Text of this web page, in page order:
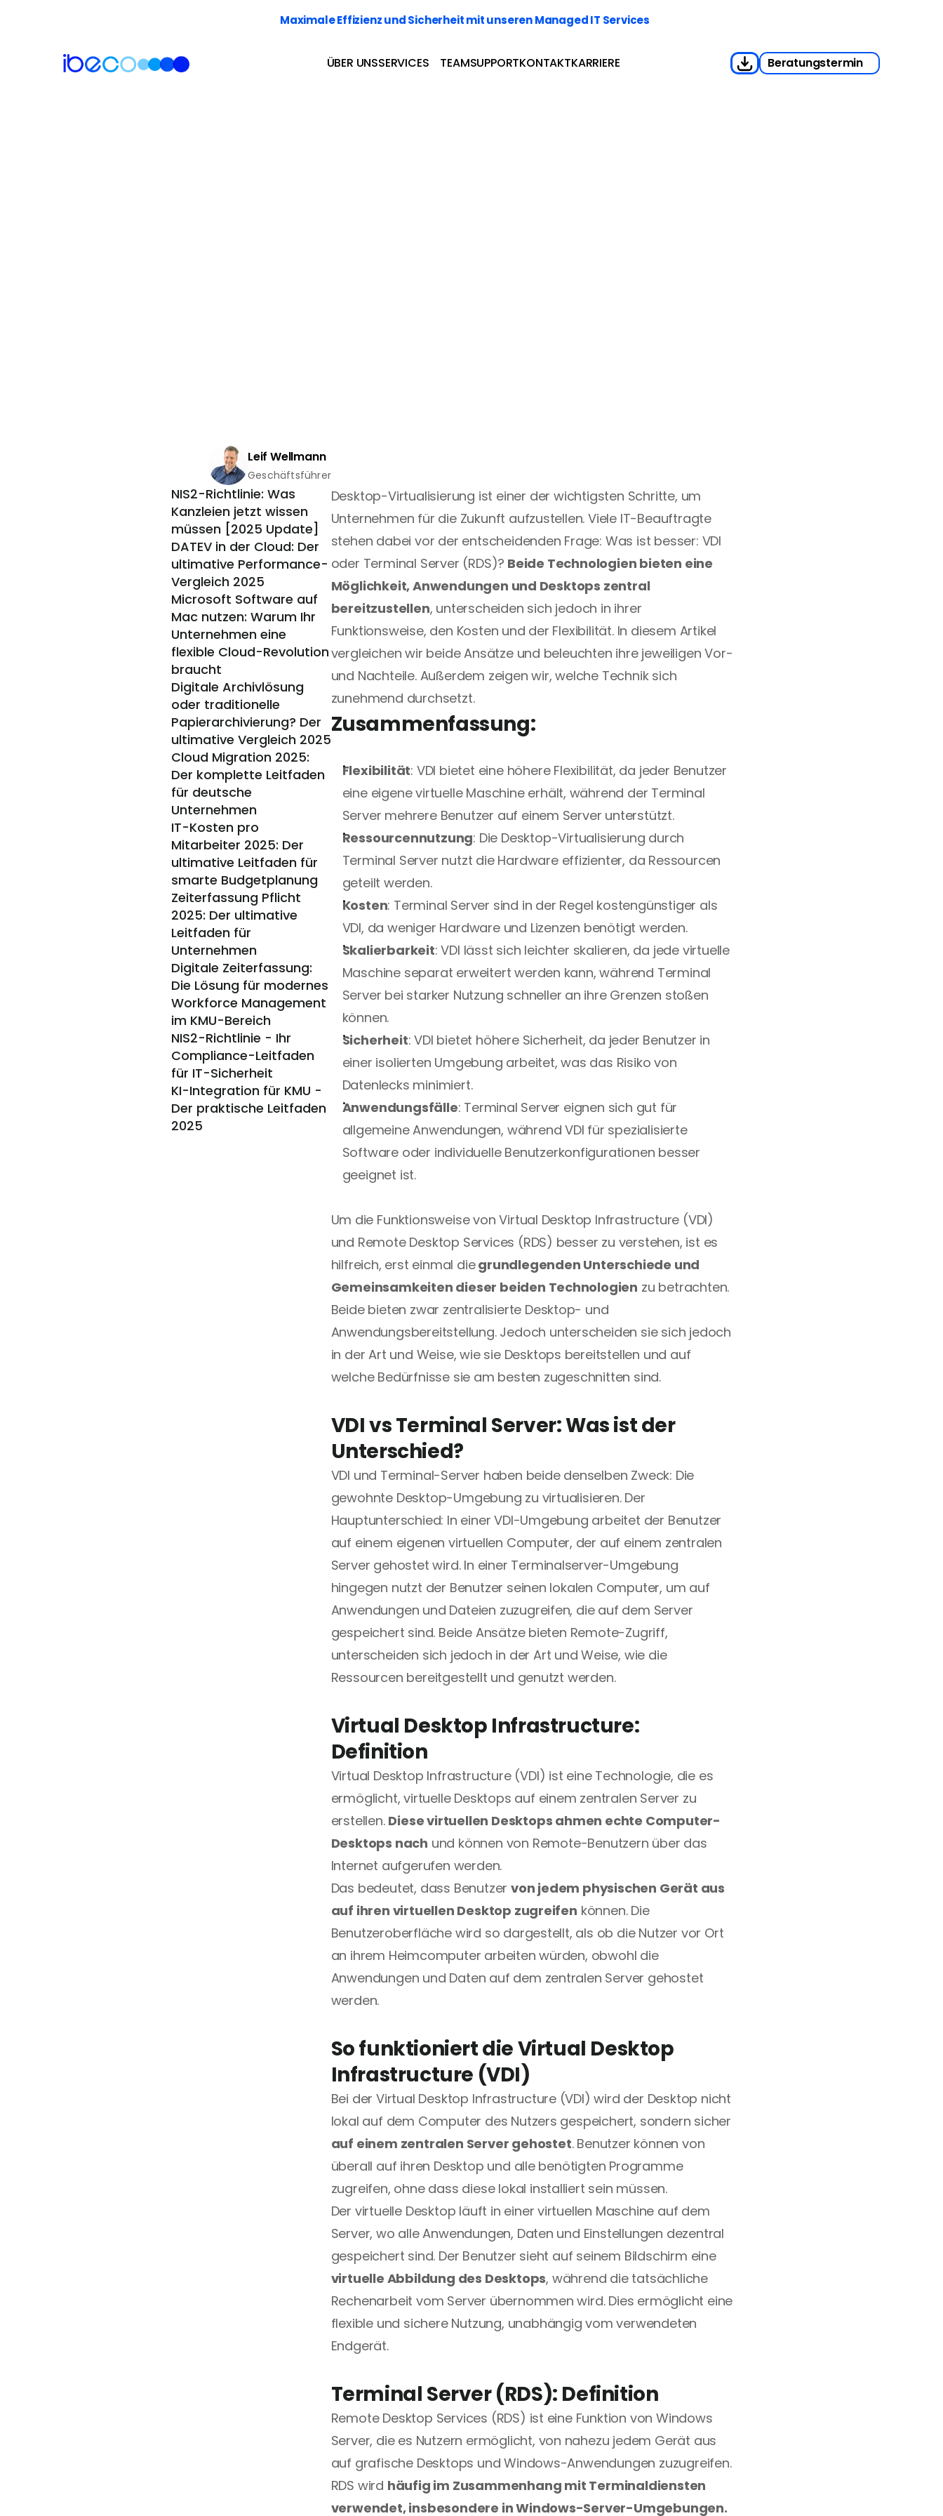
Maximale Effizienz und Sicherheit mit unseren Managed IT Services
ÜBER UNSSERVICES TEAMSUPPORTKONTAKTKARRIERE Beratungstermin
Desktop-Virtualisierung ist einer der wichtigsten Schritte, um
Unternehmen für die Zukunft aufzustellen. Viele IT-Beauftragte
stehen dabei vor der entscheidenden Frage: Was ist besser: VDI
oder Terminal Server (RDS)? Beide Technologien bieten eine
Möglichkeit, Anwendungen und Desktops zentral
bereitzustellen, unterscheiden sich jedoch in ihrer
Funktionsweise, den Kosten und der Flexibilität. In diesem Artikel
vergleichen wir beide Ansätze und beleuchten ihre jeweiligen Vor-
und Nachteile. Außerdem zeigen wir, welche Technik sich
zunehmend durchsetzt.
Zusammenfassung:
Flexibilität: VDI bietet eine höhere Flexibilität, da jeder Benutzer
eine eigene virtuelle Maschine erhält, während der Terminal
Server mehrere Benutzer auf einem Server unterstützt.
Ressourcennutzung: Die Desktop-Virtualisierung durch
Terminal Server nutzt die Hardware effizienter, da Ressourcen
geteilt werden.
Kosten: Terminal Server sind in der Regel kostengünstiger als
VDI, da weniger Hardware und Lizenzen benötigt werden.
Skalierbarkeit: VDI lässt sich leichter skalieren, da jede virtuelle
Maschine separat erweitert werden kann, während Terminal
Server bei starker Nutzung schneller an ihre Grenzen stoßen
können.
Sicherheit: VDI bietet höhere Sicherheit, da jeder Benutzer in
einer isolierten Umgebung arbeitet, was das Risiko von
Datenlecks minimiert.
Anwendungsfälle: Terminal Server eignen sich gut für
allgemeine Anwendungen, während VDI für spezialisierte
Software oder individuelle Benutzerkonfigurationen besser
geeignet ist.
Um die Funktionsweise von Virtual Desktop Infrastructure (VDI)
und Remote Desktop Services (RDS) besser zu verstehen, ist es
hilfreich, erst einmal die grundlegenden Unterschiede und
Gemeinsamkeiten dieser beiden Technologien zu betrachten.
Beide bieten zwar zentralisierte Desktop- und
Anwendungsbereitstellung. Jedoch unterscheiden sie sich jedoch
in der Art und Weise, wie sie Desktops bereitstellen und auf
welche Bedürfnisse sie am besten zugeschnitten sind.
VDI vs Terminal Server: Was ist der
Unterschied?
VDI und Terminal-Server haben beide denselben Zweck: Die
gewohnte Desktop-Umgebung zu virtualisieren. Der
Hauptunterschied: In einer VDI-Umgebung arbeitet der Benutzer
auf einem eigenen virtuellen Computer, der auf einem zentralen
Server gehostet wird. In einer Terminalserver-Umgebung
hingegen nutzt der Benutzer seinen lokalen Computer, um auf
Anwendungen und Dateien zuzugreifen, die auf dem Server
gespeichert sind. Beide Ansätze bieten Remote-Zugriff,
unterscheiden sich jedoch in der Art und Weise, wie die
Ressourcen bereitgestellt und genutzt werden.
Virtual Desktop Infrastructure:
Definition
Virtual Desktop Infrastructure (VDI) ist eine Technologie, die es
ermöglicht, virtuelle Desktops auf einem zentralen Server zu
erstellen. Diese virtuellen Desktops ahmen echte Computer-
Desktops nach und können von Remote-Benutzern über das
Internet aufgerufen werden.
Das bedeutet, dass Benutzer von jedem physischen Gerät aus
auf ihren virtuellen Desktop zugreifen können. Die
Benutzeroberfläche wird so dargestellt, als ob die Nutzer vor Ort
an ihrem Heimcomputer arbeiten würden, obwohl die
Anwendungen und Daten auf dem zentralen Server gehostet
werden.
So funktioniert die Virtual Desktop
Infrastructure (VDI)
Bei der Virtual Desktop Infrastructure (VDI) wird der Desktop nicht
auf einem zentralen Server gehostet. Benutzer können von
überall auf ihren Desktop und alle benötigten Programme
zugreifen, ohne dass diese lokal installiert sein müssen.
Der virtuelle Desktop läuft in einer virtuellen Maschine auf dem
Server, wo alle Anwendungen, Daten und Einstellungen dezentral
gespeichert sind. Der Benutzer sieht auf seinem Bildschirm eine
virtuelle Abbildung des Desktops, während die tatsächliche
Rechenarbeit vom Server übernommen wird. Dies ermöglicht eine
flexible und sichere Nutzung, unabhängig vom verwendeten
Endgerät.
Terminal Server (RDS): Definition
Remote Desktop Services (RDS) ist eine Funktion von Windows
Server, die es Nutzern ermöglicht, von nahezu jedem Gerät aus
auf grafische Desktops und Windows-Anwendungen zuzugreifen.
RDS wird häufig im Zusammenhang mit Terminaldiensten
verwendet, insbesondere in Windows-Server-Umgebungen.
NIS2-Richtlinie: Was
Kanzleien jetzt wissen
müssen [2025 Update]
DATEV in der Cloud: Der
ultimative Performance-
Vergleich 2025
Microsoft Software auf
Mac nutzen: Warum Ihr
Unternehmen eine
flexible Cloud-Revolution
braucht
Digitale Archivlösung
oder traditionelle
Papierarchivierung? Der
ultimative Vergleich 2025
Cloud Migration 2025:
Der komplette Leitfaden
für deutsche
Unternehmen
IT-Kosten pro
Mitarbeiter 2025: Der
ultimative Leitfaden für
smarte Budgetplanung
Zeiterfassung Pflicht
2025: Der ultimative
Leitfaden für
Unternehmen
Digitale Zeiterfassung:
Die Lösung für modernes
Workforce Management
im KMU-Bereich
NIS2-Richtlinie - Ihr
Compliance-Leitfaden
für IT-Sicherheit
KI-Integration für KMU -
Der praktische Leitfaden
2025
Leif Wellmann
Geschäftsführer